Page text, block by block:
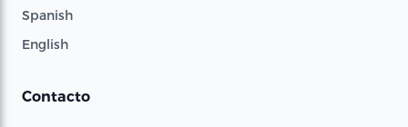
Spanish
English
Contacto